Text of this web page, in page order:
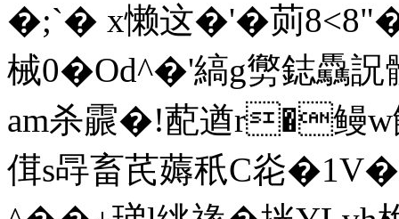
�;`� x懒这�'�荝8<
械0�Od^�'縞g勶鋕驫詋
am杀霢�!蓜遒r�鳗
傇s冔畜芪薅秖C炛